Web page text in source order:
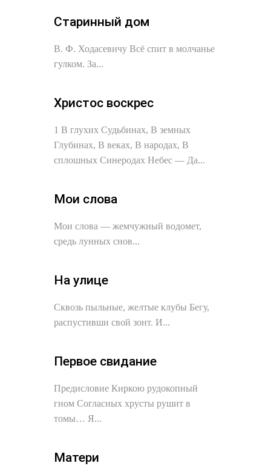
Старинный дом
В. Ф. Ходасевичу Всё спит в молчанье
гулком. За...
Христос воскрес
1 В глухих Судьбинах, В земных
Глубинах, В веках, В народах, В
сплошных Синеродах Небес — Да...
Мои слова
Мои слова — жемчужный водомет,
средь лунных снов...
На улице
Сквозь пыльные, желтые клубы Бегу,
распустивши свой зонт. И...
Первое свидание
Предисловие Киркою рудокопный
гном Согласных хрусты рушит в
томы… Я...
Матери